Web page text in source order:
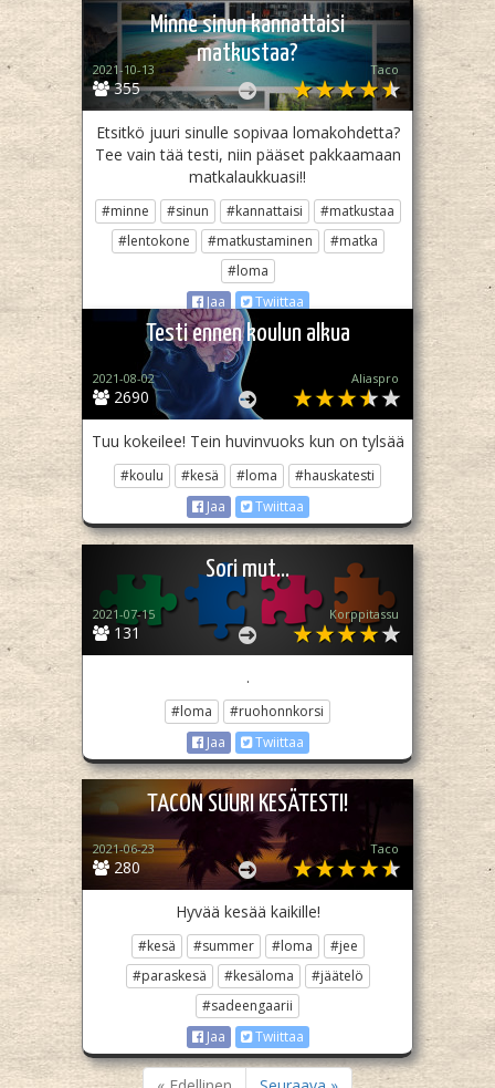
Minne sinun kannattaisi
matkustaa?
355
2021-10-13 Taco
Etsitkö juuri sinulle sopivaa lomakohdetta?
Tee vain tää testi, niin pääset pakkaamaan
matkalaukkuasi!!
#minne #sinun #kannattaisi
#matkustaa
#lentokone
#matkustaminen
#matka
#loma
Jaa
Twiittaa
Testi ennen koulun alkua
2690
2021-08-02 Aliaspro
Tuu kokeilee! Tein huvinvuoks kun on tylsää
#koulu #kesä #loma
#hauskatesti
Jaa
Twiittaa
Sori mut...
131
2021-07-15 Korppitassu
.
#loma
#ruohonnkorsi
Jaa
Twiittaa
TACON SUURI KESÄTESTI!
280
2021-06-23 Taco
Hyvää kesää kaikille!
#kesä #summer #loma
#jee
#paraskesä
#kesäloma
#jäätelö
#sadeengaarii
Jaa
Twiittaa